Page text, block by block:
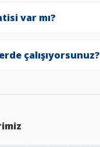
var mı?
çalışıyorsunuz?